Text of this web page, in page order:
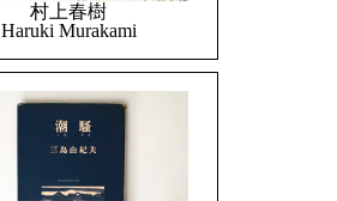
村上春樹
Haruki Murakami